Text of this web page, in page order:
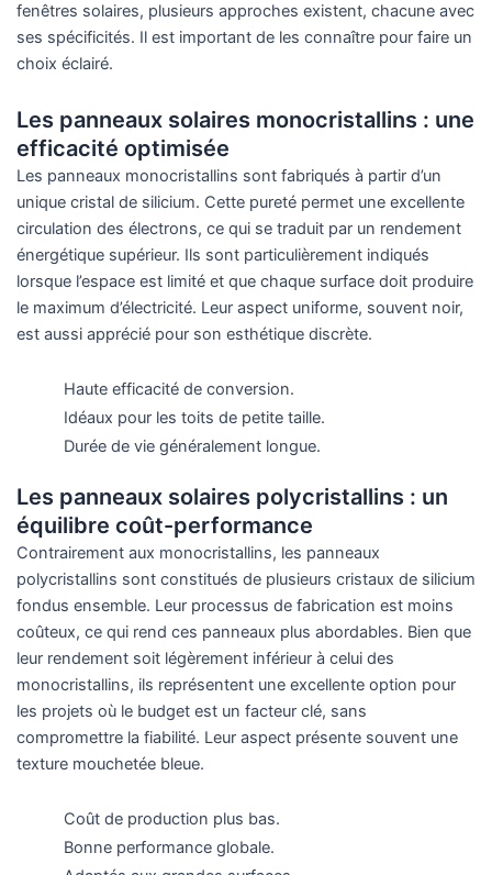
fenêtres solaires, plusieurs approches existent, chacune avec
ses spécificités. Il est important de les connaître pour faire un
choix éclairé.
Les panneaux solaires monocristallins : une
efficacité optimisée
Les panneaux monocristallins sont fabriqués à partir d’un
unique cristal de silicium. Cette pureté permet une excellente
circulation des électrons, ce qui se traduit par un rendement
énergétique supérieur. Ils sont particulièrement indiqués
lorsque l’espace est limité et que chaque surface doit produire
le maximum d’électricité. Leur aspect uniforme, souvent noir,
est aussi apprécié pour son esthétique discrète.
Haute efficacité de conversion.
Idéaux pour les toits de petite taille.
Durée de vie généralement longue.
Les panneaux solaires polycristallins : un
équilibre coût-performance
Contrairement aux monocristallins, les panneaux
polycristallins sont constitués de plusieurs cristaux de silicium
fondus ensemble. Leur processus de fabrication est moins
coûteux, ce qui rend ces panneaux plus abordables. Bien que
leur rendement soit légèrement inférieur à celui des
monocristallins, ils représentent une excellente option pour
les projets où le budget est un facteur clé, sans
compromettre la fiabilité. Leur aspect présente souvent une
texture mouchetée bleue.
Coût de production plus bas.
Bonne performance globale.